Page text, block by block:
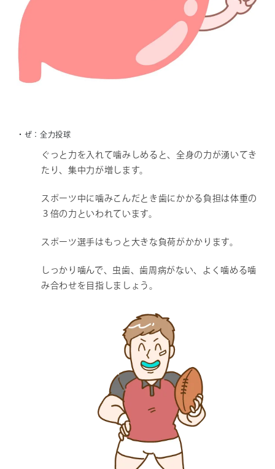
・ぜ：全力投球
ぐっと力を入れて噛みしめると、全身の力が湧いてき
たり、集中力が増します。
スポーツ中に噛みこんだとき歯にかかる負担は体重の
３倍の力といわれています。
スポーツ選手はもっと大きな負荷がかかります。
しっかり噛んで、虫歯、歯周病がない、よく噛める噛
み合わせを目指しましょう。